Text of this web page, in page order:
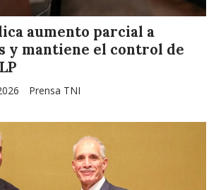
aumento parcial a
y mantiene el control de
Prensa TNI